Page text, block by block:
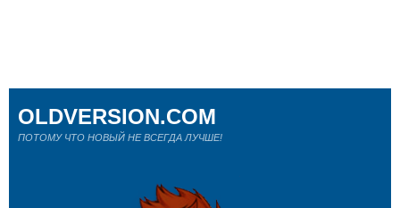
OLDVERSION.COM
ПОТОМУ ЧТО НОВЫЙ НЕ ВСЕГДА ЛУЧШЕ!